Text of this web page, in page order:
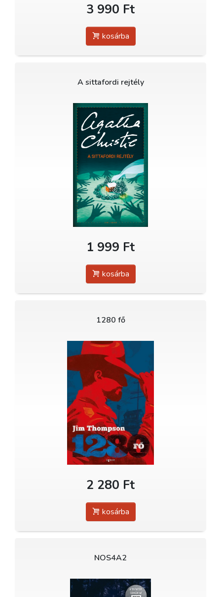
3 990 Ft
kosárba
A sittafordi rejtély
1 999 Ft
kosárba
1280 fő
2 280 Ft
kosárba
NOS4A2